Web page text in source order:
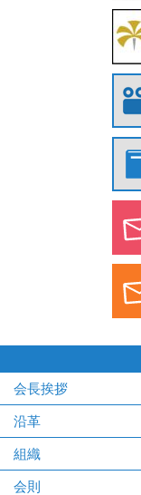
会長挨拶
沿革
組織
会則